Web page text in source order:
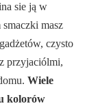
sie ją w
masz
czysto
przyjaciólmi,
Wiele
kolorów